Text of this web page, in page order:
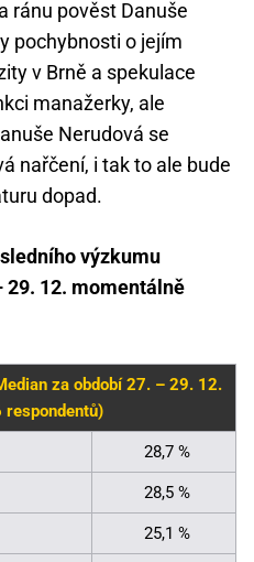
ránu pověst Danuše
pochybnosti o jejím
v Brně a spekulace
manažerky, ale
Nerudová se
nařčení, i tak to ale bude
dopad.
výzkumu
29. 12. momentálně
za období 27. – 29. 12.
28,7 %
28,5 %
25,1 %